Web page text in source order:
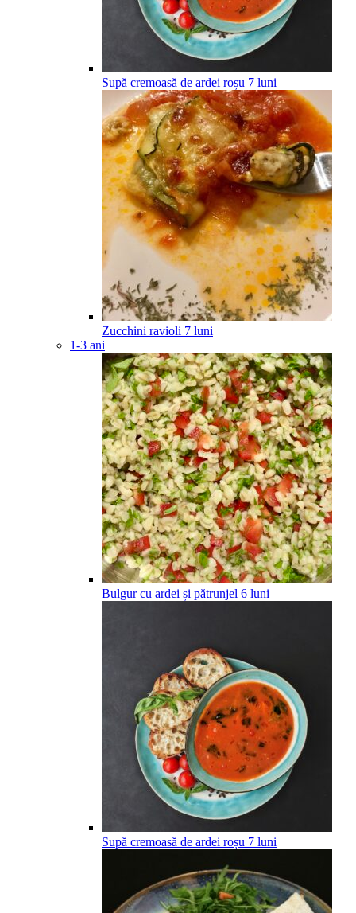
Supă cremoasă de ardei roșu 7 luni
Zucchini ravioli 7 luni
1-3 ani
Bulgur cu ardei și pătrunjel 6 luni
Supă cremoasă de ardei roșu 7 luni